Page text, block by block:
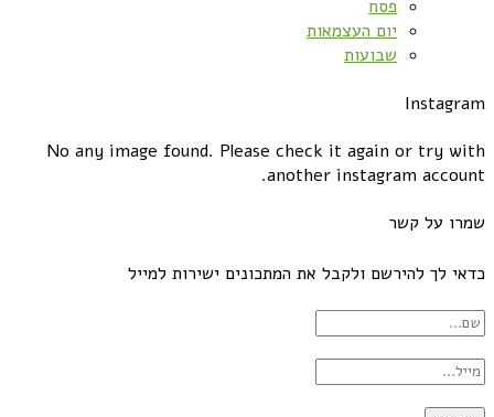
פסח
יום העצמאות
שבועות
Instagram
No any image found. Please check it again or try with
another instagram account.
שמרו על קשר
כדאי לך להירשם ולקבל את המתכונים ישירות למייל